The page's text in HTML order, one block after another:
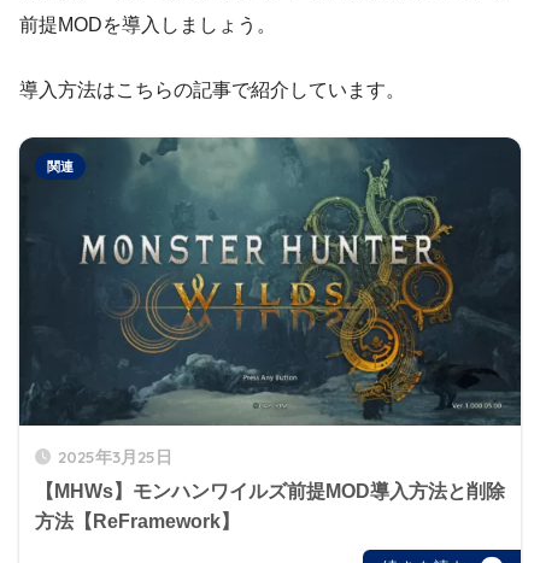
前提MODを導入しましょう。
導入方法はこちらの記事で紹介しています。
2025年3月25日
【MHWs】モンハンワイルズ前提MOD導入方法と削除
方法【ReFramework】